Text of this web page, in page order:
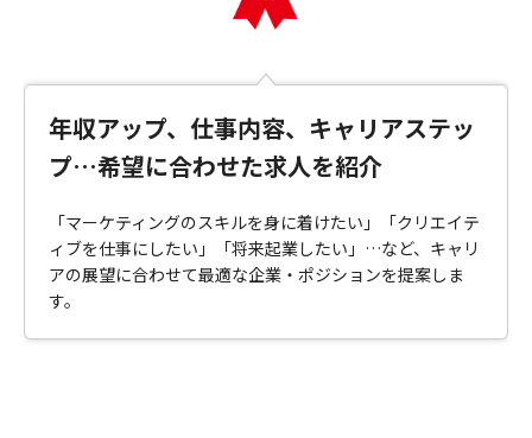
年収アップ、仕事内容、キャリアステッ
プ…希望に合わせた求人を紹介
「マーケティングのスキルを身に着けたい」「クリエイテ
ィブを仕事にしたい」「将来起業したい」…など、キャリ
アの展望に合わせて最適な企業・ポジションを提案しま
す。